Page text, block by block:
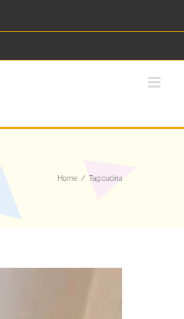
Home Tag:cucina